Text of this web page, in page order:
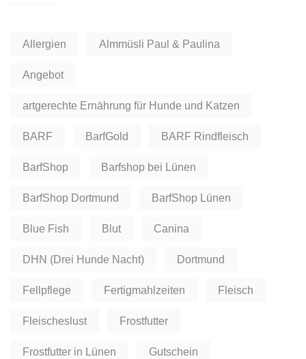
Allergien Almmüsli Paul & Paulina
Angebot
artgerechte Ernährung für Hunde und Katzen
BARF BarfGold BARF Rindfleisch
BarfShop Barfshop bei Lünen
BarfShop Dortmund BarfShop Lünen
Blue Fish Blut Canina
DHN (Drei Hunde Nacht) Dortmund
Fellpflege Fertigmahlzeiten Fleisch
Fleischeslust Frostfutter
Frostfutter in Lünen Gutschein